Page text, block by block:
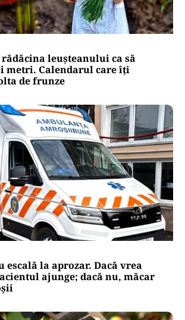
rădăcina leușteanului ca să
metri. Calendarul care îți
de frunze
escală la aprozar. Dacă vrea
ajunge; dacă nu, măcar